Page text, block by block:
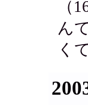
（
ん
く